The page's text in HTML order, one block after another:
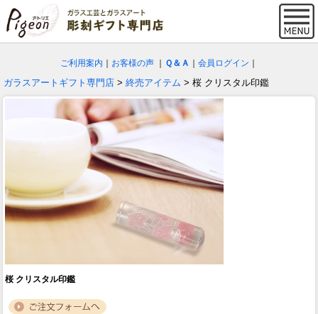
ご利用案内 お客様の声 Ｑ＆Ａ 会員ログイン
ガラスアートギフト専門店 > 終売アイテム > 桜 クリスタル印鑑
桜 クリスタル印鑑